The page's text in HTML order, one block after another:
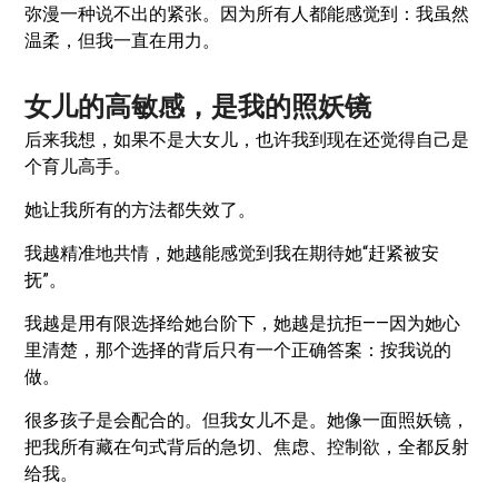
弥漫一种说不出的紧张。因为所有人都能感觉到：我虽然
温柔，但我一直在用力。
女儿的高敏感，是我的照妖镜
后来我想，如果不是大女儿，也许我到现在还觉得自己是
个育儿高手。
她让我所有的方法都失效了。
我越精准地共情，她越能感觉到我在期待她“赶紧被安
抚”。
我越是用有限选择给她台阶下，她越是抗拒——因为她心
里清楚，那个选择的背后只有一个正确答案：按我说的
做。
很多孩子是会配合的。但我女儿不是。她像一面照妖镜，
把我所有藏在句式背后的急切、焦虑、控制欲，全都反射
给我。